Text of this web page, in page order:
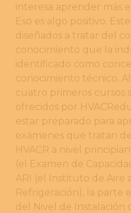
interesa aprender más
Eso es algo positivo.
diseñados a tratar del
conocimiento que la
identificado como
conocimiento técnico.
cuatro primeros cursos
ofrecidos por
estar preparado para
exámenes que tratan
HVACR a nivel
(el Examen de
ARI (el Instituto de Aire
Refrigeración), la parte
del Nivel de Instalación